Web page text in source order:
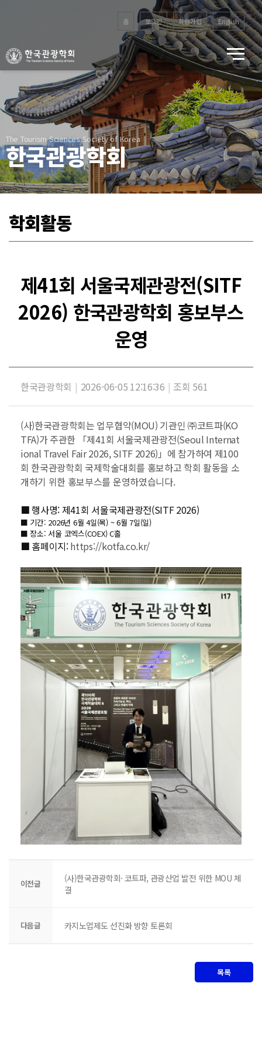
홈 로그인 회원가입 English
The Tourism Sciences Society of Korea
한국관광학회
학회활동
제41회 서울국제관광전(SITF
2026) 한국관광학회 홍보부스
운영
한국관광학회 | 2026-06-05 12:16:36 | 조회 561
(사)한국관광학회는 업무협약(MOU) 기관인 ㈜코트파(KO
TFA)가 주관한 「제41회 서울국제관광전(Seoul Internat
ional Travel Fair 2026, SITF 2026)」에 참가하여 제100
회 한국관광학회 국제학술대회를 홍보하고 학회 활동을 소
개하기 위한 홍보부스를 운영하였습니다.
■ 행사명: 제41회 서울국제관광전(SITF 2026)
■ 기간: 2026년 6월 4일(목) ~ 6월 7일(일)
■ 장소: 서울 코엑스(COEX) C홀
■ 홈페이지:https://kotfa.co.kr/
이전글
(사)한국관광학회· 코트파, 관광산업 발전 위한 MOU 체
결
다음글 카지노업제도 선진화 방향 토론회
목록